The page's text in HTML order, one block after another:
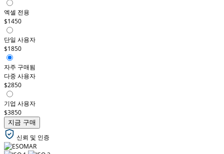
엑셀 전용
$1450
단일 사용자
$1850
자주 구매됨
다중 사용자
$2850
기업 사용자
$3850
지금 구매
신뢰 및 인증